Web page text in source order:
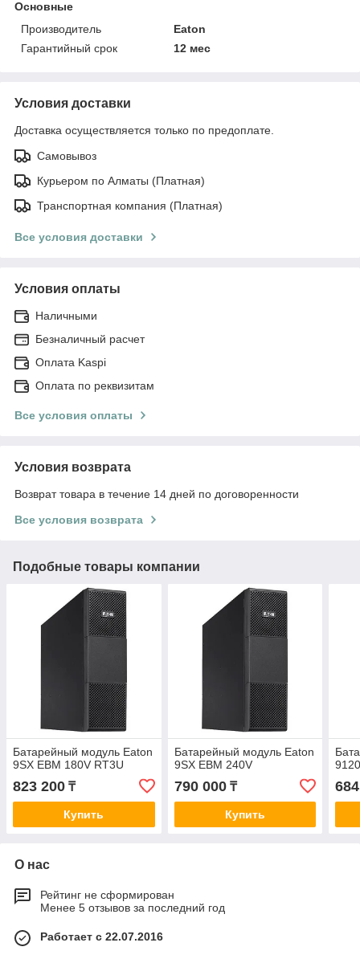
Основные
Производитель
Eaton
Гарантийный срок
12 мес
Условия доставки
Доставка осуществляется только по предоплате.
Самовывоз
Курьером по Алматы (Платная)
Транспортная компания (Платная)
Все условия доставки
Условия оплаты
Наличными
Безналичный расчет
Оплата Kaspi
Оплата по реквизитам
Все условия оплаты
Условия возврата
Возврат товара в течение 14 дней по договоренности
Все условия возврата
Подобные товары компании
Батарейный модуль Eaton
9SX EBM 180V RT3U
823 200 ₸
Купить
Батарейный модуль Eaton
9SX EBM 240V
790 000₸
Купить
О нас
Рейтинг не сформирован
Менее 5 отзывов за последний год
Работает с 22.07.2016